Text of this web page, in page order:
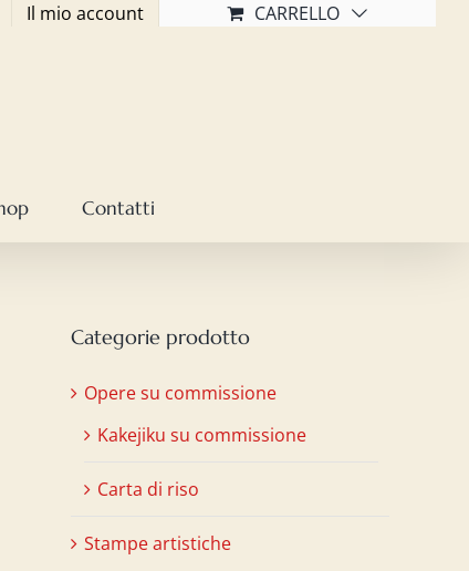
Il mio account CARRELLO
Contatti
Categorie prodotto
Opere su commissione
Kakejiku su commissione
Carta di riso
Stampe artistiche